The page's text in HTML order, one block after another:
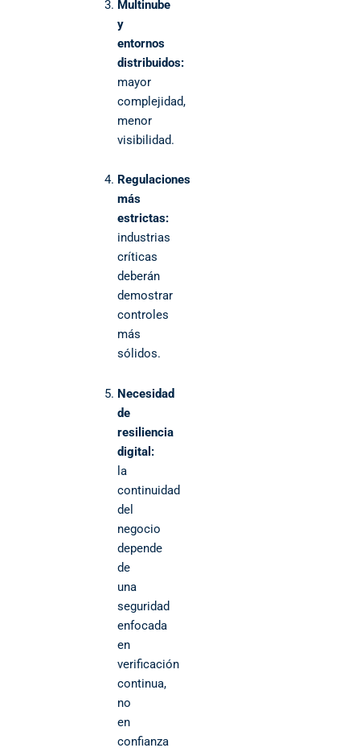
Multinube
y
entornos
distribuidos:
mayor
complejidad,
menor
visibilidad.
Regulaciones
más
estrictas:
industrias
críticas
deberán
demostrar
controles
más
sólidos.
Necesidad
de
resiliencia
digital:
la
continuidad
del
negocio
depende
de
una
seguridad
enfocada
en
verificación
continua,
no
en
confianza